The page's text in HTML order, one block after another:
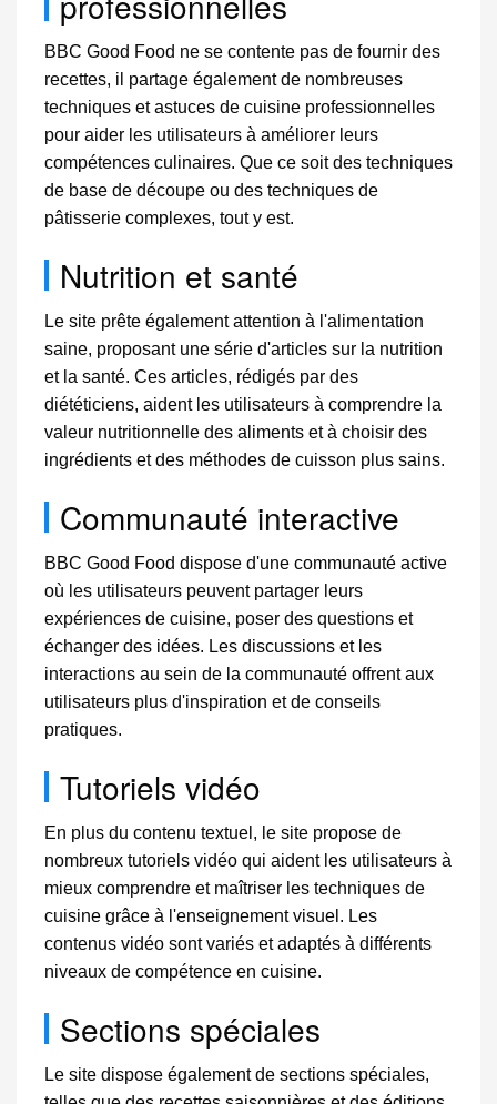
BBC Good Food ne se contente pas de fournir des
recettes, il partage également de nombreuses
techniques et astuces de cuisine professionnelles
pour aider les utilisateurs à améliorer leurs
compétences culinaires. Que ce soit des techniques
de base de découpe ou des techniques de
pâtisserie complexes, tout y est.
Nutrition et santé
Le site prête également attention à l'alimentation
saine, proposant une série d'articles sur la nutrition
et la santé. Ces articles, rédigés par des
diététiciens, aident les utilisateurs à comprendre la
valeur nutritionnelle des aliments et à choisir des
ingrédients et des méthodes de cuisson plus sains.
Communauté interactive
BBC Good Food dispose d'une communauté active
où les utilisateurs peuvent partager leurs
expériences de cuisine, poser des questions et
échanger des idées. Les discussions et les
interactions au sein de la communauté offrent aux
utilisateurs plus d'inspiration et de conseils
pratiques.
Tutoriels vidéo
En plus du contenu textuel, le site propose de
nombreux tutoriels vidéo qui aident les utilisateurs à
mieux comprendre et maîtriser les techniques de
cuisine grâce à l'enseignement visuel. Les
contenus vidéo sont variés et adaptés à différents
niveaux de compétence en cuisine.
Sections spéciales
Le site dispose également de sections spéciales,